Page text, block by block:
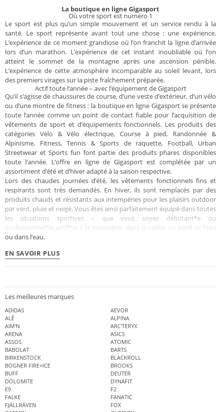
La boutique en ligne Gigasport
Où votre sport est numéro 1
Le sport est plus qu’un simple mouvement et un service rendu à la
santé. Le sport représente avant tout une chose : une expérience.
L’expérience de ce moment grandiose où l’on franchit la ligne d’arrivée
lors d’un marathon. L’expérience de cet instant inoubliable où l’on
atteint le sommet de la montagne après une ascension pénible.
L’expérience de cette atmosphère incomparable au soleil levant, lors
des premiers virages sur la piste fraîchement préparée.
Actif toute l’année – avec l’équipement de Gigasport
Qu’il s’agisse de chaussures de course, d’une veste d’extérieur, d’un vélo
ou d’une montre de fitness : la boutique en ligne Gigasport se présente
toute l’année comme un point de contact fiable pour l’acquisition de
vêtements de sport et d’équipements fonctionnels. Les produits des
catégories Vélo & Vélo électrique, Course à pied, Randonnée &
Alpinisme, Fitness, Tennis & Sports de raquette, Football, Urban
Streetwear et Sports fun font partie des produits phares disponibles
toute l’année. L’offre en ligne de Gigasport est complétée par un
assortiment d’été et d’hiver adapté à la saison respective.
Lors des chaudes journées d’été, les vêtements fonctionnels fins et
respirants sont très demandés. En hiver, ils sont remplacés par des
produits chauds et résistants aux intempéries pour les plaisirs outdoor
par vent, pluie et neige. Vous êtes ainsi parfaitement équipé dans toutes
les situations sportives – que vous soyez débutant*e ou
professionnel*le actif*ve à la montagne, dans la vallée, au bord de l’eau
ou dans l’eau.
EN SAVOIR PLUS
Les meilleures marques
ADIDAS
AEVOR
ALÉ
ALPINA
AIM'N
ARC'TERYX
ARENA
ASICS
ASSOS
ATOMIC
BABOLAT
BARTS
BIRKENSTOCK
BLACKROLL
BOGNER FIRE+ICE
BROOKS
BUFF
DEUTER
DOLOMITE
DYNAFIT
E9
F2
FALKE
FANATIC
FJÄLLRÄVEN
FOX